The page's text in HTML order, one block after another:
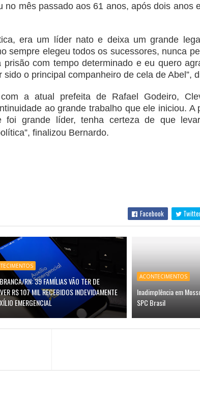
no mês passado aos 61 anos, após dois anos
era um líder nato e deixa um grande
sempre elegeu todos os sucessores, nunca
com tempo determinado e eu quero
o principal companheiro de cela de Abel”,
a atual prefeita de Rafael Godeiro,
ao grande trabalho que ele iniciou. A
foi grande líder, tenha certeza de que
finalizou Bernardo.
Facebook
RN: 39 FAMÍLIAS VÃO TER DE
R$ 107 MIL RECEBIDOS INDEVIDAMENTE
EMERGENCIAL
ACONTECIMENTOS
Inadimplência em
SPC Brasil